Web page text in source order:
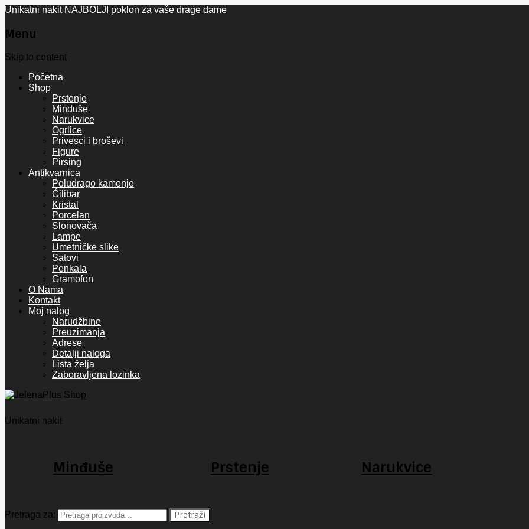
Unikatni nakit NAJBOLJI poklon za vaše drage dame
Menu
Skip to content
Početna
Shop
Prstenje
Minđuše
Narukvice
Ogrlice
Privesci i broševi
Figure
Pirsing
Antikvarnica
Poludrago kamenje
Ćilibar
Kristal
Porcelan
Slonovača
Lampe
Umetničke slike
Satovi
Penkala
Gramofon
O Nama
Kontakt
Moj nalog
Narudžbine
Preuzimanja
Adrese
Detalji naloga
Lista želja
Zaboravljena lozinka
Unikatni nakit
Minđuše Prstenje Narukvice
Pretraga za: Pretraži